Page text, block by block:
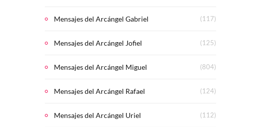
Mensajes del Arcángel Gabriel (117)
Mensajes del Arcángel Jofiel (125)
Mensajes del Arcángel Miguel (804)
Mensajes del Arcángel Rafael (124)
Mensajes del Arcángel Uriel (112)